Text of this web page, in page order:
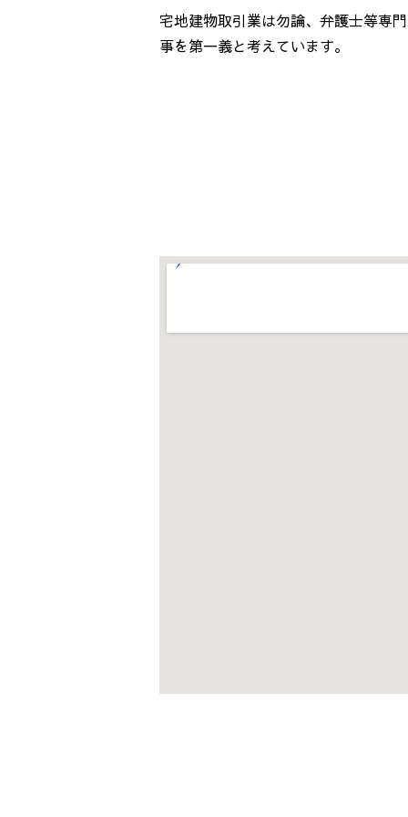
宅地建物取引業は勿論、弁護士等専
事を第一義と考えています。